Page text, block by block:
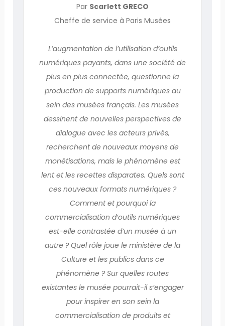
Par Scarlett GRECO
Cheffe de service à Paris Musées
L’augmentation de l’utilisation d’outils
numériques payants, dans une société de
plus en plus connectée, questionne la
production de supports numériques au
sein des musées français. Les musées
dessinent de nouvelles perspectives de
dialogue avec les acteurs privés,
recherchent de nouveaux moyens de
monétisations, mais le phénomène est
lent et les recettes disparates. Quels sont
ces nouveaux formats numériques ?
Comment et pourquoi la
commercialisation d’outils numériques
est-elle contrastée d’un musée à un
autre ? Quel rôle joue le ministère de la
Culture et les publics dans ce
phénomène ? Sur quelles routes
existantes le musée pourrait-il s’engager
pour inspirer en son sein la
commercialisation de produits et